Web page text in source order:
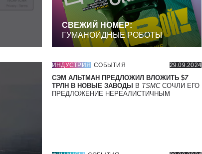
СВЕЖИЙ НОМЕР:
ГУМАНОИДНЫЕ РОБОТЫ
ИНДУСТРИЯ СОБЫТИЯ 29.09.2024
СЭМ АЛЬТМАН ПРЕДЛОЖИЛ ВЛОЖИТЬ $7
ТРЛН В НОВЫЕ ЗАВОДЫ
В TSMC СОЧЛИ ЕГО
ПРЕДЛОЖЕНИЕ НЕРЕАЛИСТИЧНЫМ